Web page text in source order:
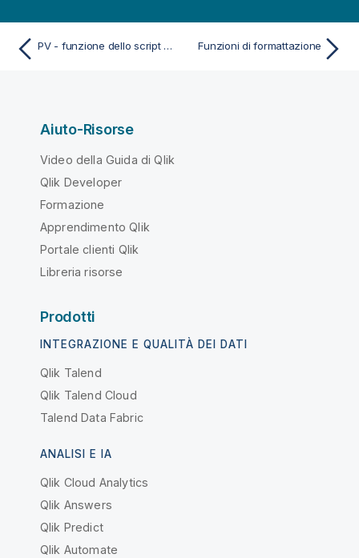
PV - funzione dello script e del grafico Funzioni di formattazione
Aiuto-Risorse
Video della Guida di Qlik
Qlik Developer
Formazione
Apprendimento Qlik
Portale clienti Qlik
Libreria risorse
Prodotti
INTEGRAZIONE E QUALITÀ DEI DATI
Qlik Talend
Qlik Talend Cloud
Talend Data Fabric
ANALISI E IA
Qlik Cloud Analytics
Qlik Answers
Qlik Predict
Qlik Automate